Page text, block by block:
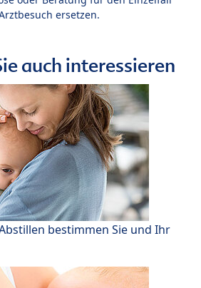
ersetzen.
auch interessieren
bestimmen Sie und Ihr